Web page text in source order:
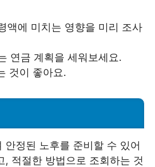
액에 미치는 영향을 미리 조사
연금 계획을 세워보세요.
것이 좋아요.
정된 노후를 준비할 수 있어
적절한 방법으로 조회하는 것